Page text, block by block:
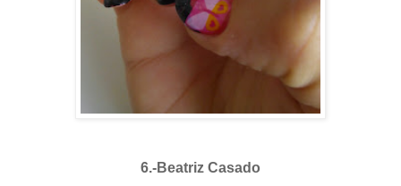
6.-Beatriz Casado